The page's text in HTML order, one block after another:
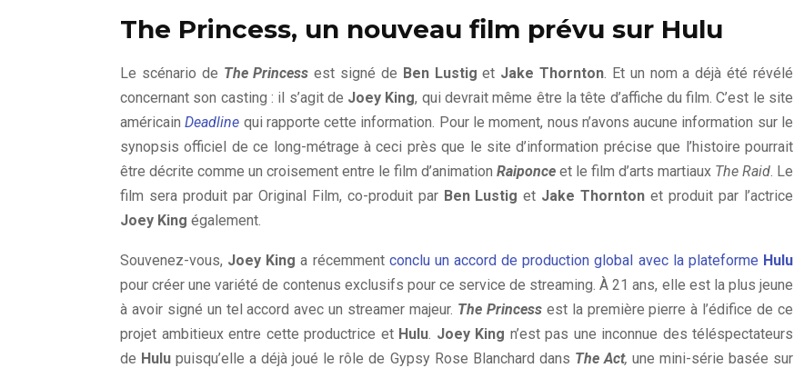
The Princess, un nouveau film prévu sur Hulu
Le scénario de The Princess est signé de Ben Lustig et Jake Thornton. Et un nom a déjà été révélé
concernant son casting : il s’agit de Joey King, qui devrait même être la tête d’affiche du film. C’est le site
américainDeadline qui rapporte cette information. Pour le moment, nous n’avons aucune information sur le
synopsis officiel de ce long-métrage à ceci près que le site d’information précise que l’histoire pourrait
être décrite comme un croisement entre le film d’animation Raiponce et le film d’arts martiaux The Raid. Le
film sera produit par Original Film, co-produit par Ben Lustig et Jake Thornton et produit par l’actrice
Joey King également.
Souvenez-vous, Joey King a récemment conclu un accord de production global avec la plateforme Hulu
pour créer une variété de contenus exclusifs pour ce service de streaming. À 21 ans, elle est la plus jeune
à avoir signé un tel accord avec un streamer majeur. The Princessest la première pierre à l’édifice de ce
projet ambitieux entre cette productrice et Hulu. Joey King n’est pas une inconnue des téléspectateurs
de Hulu puisqu’elle a déjà joué le rôle de Gypsy Rose Blanchard dans The Act, une mini-série basée sur